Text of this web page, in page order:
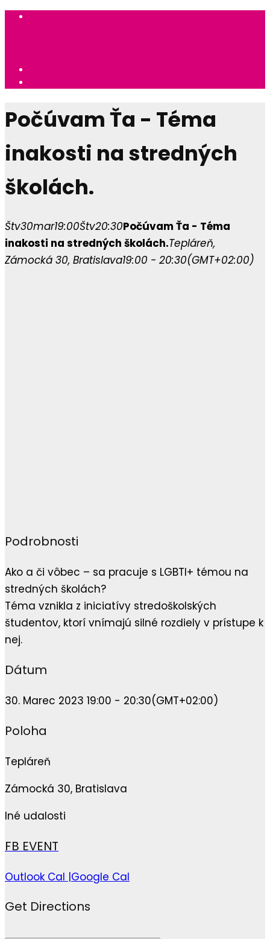
Počúvam Ťa - Téma
inakosti na stredných
školách.
Štv30mar19:00Štv20:30Počúvam Ťa - Téma
inakosti na stredných školách.Tepláreň,
Zámocká 30, Bratislava19:00 - 20:30(GMT+02:00)
Podrobnosti
Ako a či vôbec – sa pracuje s LGBTI+ témou na
stredných školách?
Téma vznikla z iniciatívy stredoškolských
študentov, ktorí vnímajú silné rozdiely v prístupe k
nej.
Dátum
30. Marec 2023 19:00 - 20:30(GMT+02:00)
Poloha
Tepláreň
Zámocká 30, Bratislava
Iné udalosti
FB EVENT
Outlook Cal |Google Cal
Get Directions